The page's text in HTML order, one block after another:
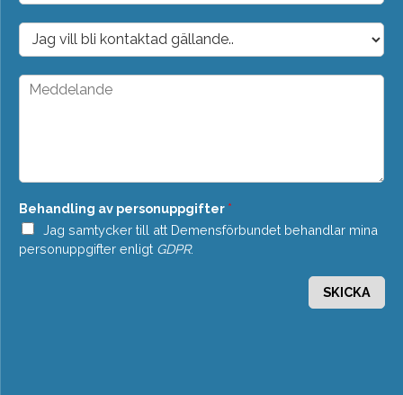
p
o
t
*
D
o
p
M
a
d
e
*
Behandling av personuppgifter *
Jag samtycker till att Demensförbundet behandlar mina
personuppgifter enligt GDPR.
SKICKA